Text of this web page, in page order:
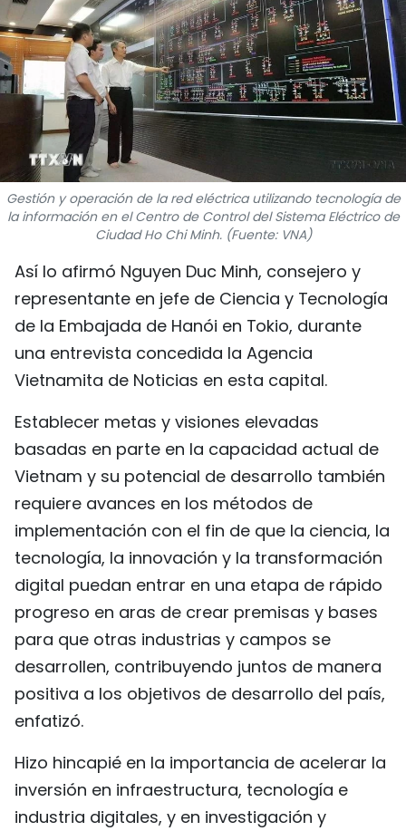
FOTOGRAFÍA
¿QUIÉNES SOMOS?
TIẾNG VIỆT
ENGLISH
中文
FRANÇAIS
РУССКИЙ
Gestión y operación de la red eléctrica utilizando tecnología de
la información en el Centro de Control del Sistema Eléctrico de
Ciudad Ho Chi Minh. (Fuente: VNA)
Así lo afirmó Nguyen Duc Minh, consejero y
representante en jefe de Ciencia y Tecnología
de la Embajada de Hanói en Tokio, durante
una entrevista concedida la Agencia
Vietnamita de Noticias en esta capital.
Establecer metas y visiones elevadas
basadas en parte en la capacidad actual de
Vietnam y su potencial de desarrollo también
requiere avances en los métodos de
implementación con el fin de que la ciencia, la
tecnología, la innovación y la transformación
digital puedan entrar en una etapa de rápido
progreso en aras de crear premisas y bases
para que otras industrias y campos se
desarrollen, contribuyendo juntos de manera
positiva a los objetivos de desarrollo del país,
enfatizó.
Hizo hincapié en la importancia de acelerar la
inversión en infraestructura, tecnología e
industria digitales, y en investigación y